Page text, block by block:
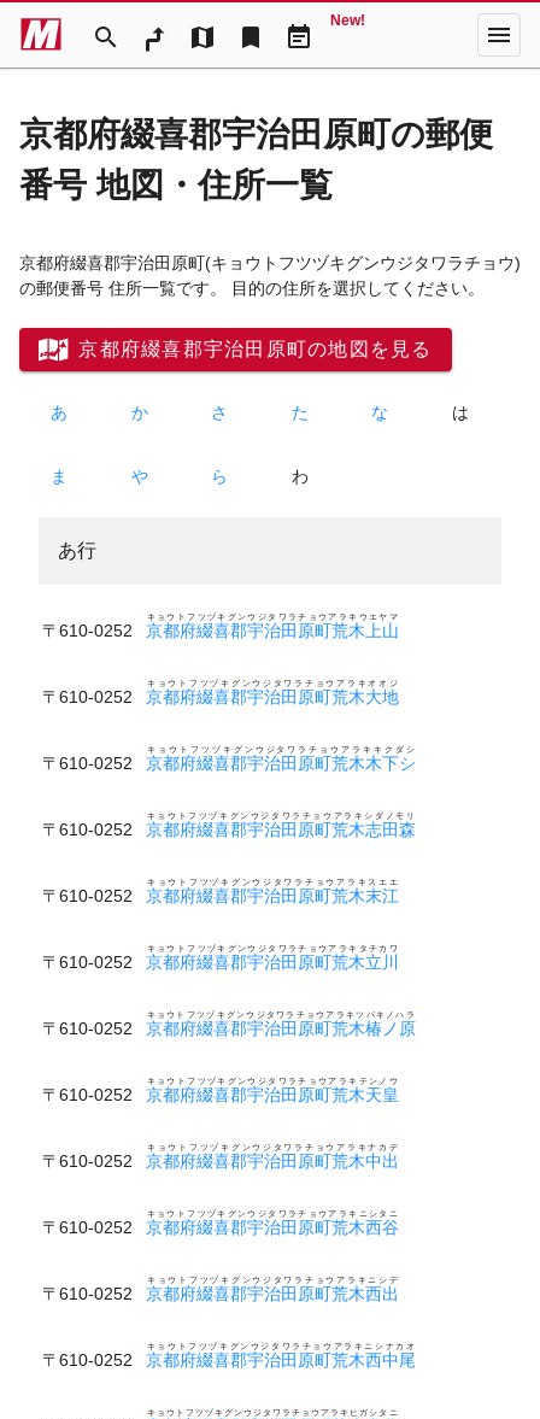
search map bookmark event_note
New! menu
京都府綴喜郡宇治田原町の郵便
番号 地図・住所一覧
京都府綴喜郡宇治田原町(キョウトフツヅキグンウジタワラチョウ)
の郵便番号 住所一覧です。 目的の住所を選択してください。
京都府綴喜郡宇治田原町の地図を見る
あ か さ た な は
ま や ら わ
あ行
〒610-0252 京都府綴喜郡宇治田原町荒木上山
キョウトフツヅキグンウジタワラチョウアラキウエヤマ
〒610-0252 京都府綴喜郡宇治田原町荒木大地
キョウトフツヅキグンウジタワラチョウアラキオオジ
〒610-0252 京都府綴喜郡宇治田原町荒木木下シ
キョウトフツヅキグンウジタワラチョウアラキキクダシ
〒610-0252 京都府綴喜郡宇治田原町荒木志田森
キョウトフツヅキグンウジタワラチョウアラキシダノモリ
〒610-0252 京都府綴喜郡宇治田原町荒木末江
キョウトフツヅキグンウジタワラチョウアラキスエエ
〒610-0252 京都府綴喜郡宇治田原町荒木立川
キョウトフツヅキグンウジタワラチョウアラキタチカワ
〒610-0252 京都府綴喜郡宇治田原町荒木椿ノ原
キョウトフツヅキグンウジタワラチョウアラキツバキノハラ
〒610-0252 京都府綴喜郡宇治田原町荒木天皇
キョウトフツヅキグンウジタワラチョウアラキテンノウ
〒610-0252 京都府綴喜郡宇治田原町荒木中出
キョウトフツヅキグンウジタワラチョウアラキナカデ
〒610-0252 京都府綴喜郡宇治田原町荒木西谷
キョウトフツヅキグンウジタワラチョウアラキニシタニ
〒610-0252 京都府綴喜郡宇治田原町荒木西出
キョウトフツヅキグンウジタワラチョウアラキニシデ
〒610-0252 京都府綴喜郡宇治田原町荒木西中尾
キョウトフツヅキグンウジタワラチョウアラキニシナカオ
キョウトフツヅキグンウジタワラチョウアラキヒガシタニ